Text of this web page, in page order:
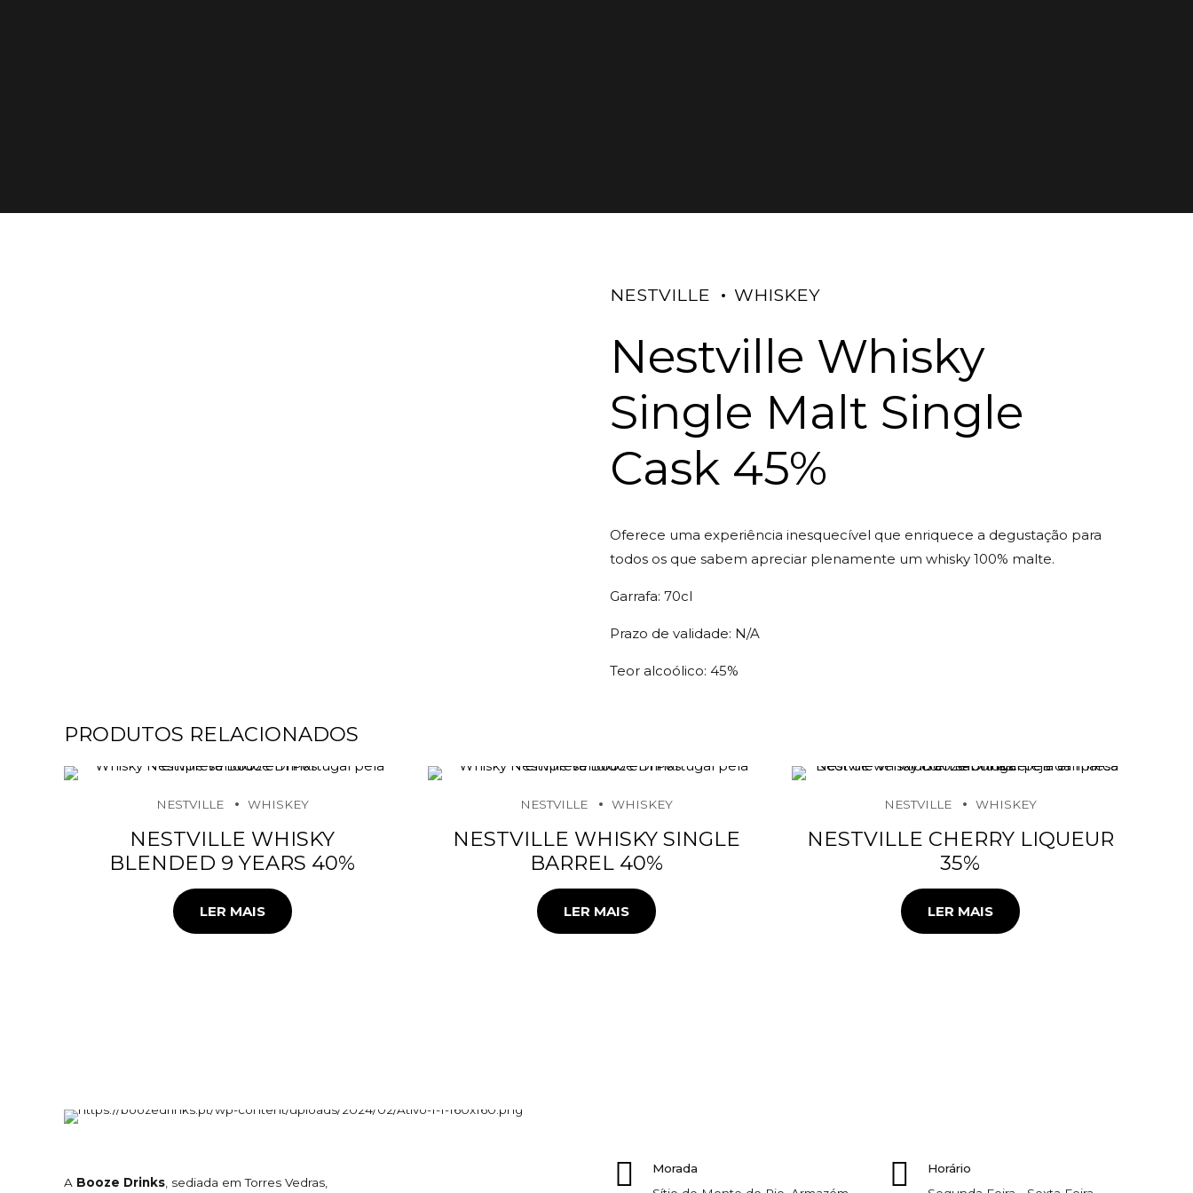
NESTVILLE WHISKEY
Nestville Whisky
Single Malt Single
Cask 45%
Oferece uma experiência inesquecível que enriquece a degustação para
todos os que sabem apreciar plenamente um whisky 100% malte.
Garrafa: 70cl
Prazo de validade: N/A
Teor alcoólico: 45%
PRODUTOS RELACIONADOS
NESTVILLE WHISKEY
NESTVILLE WHISKY
BLENDED 9 YEARS 40%
LER MAIS
NESTVILLE WHISKEY
NESTVILLE WHISKY SINGLE
BARREL 40%
LER MAIS
NESTVILLE WHISKEY
NESTVILLE CHERRY LIQUEUR
35%
LER MAIS
A Booze Drinks , sediada em Torres Vedras,
Morada
Horário